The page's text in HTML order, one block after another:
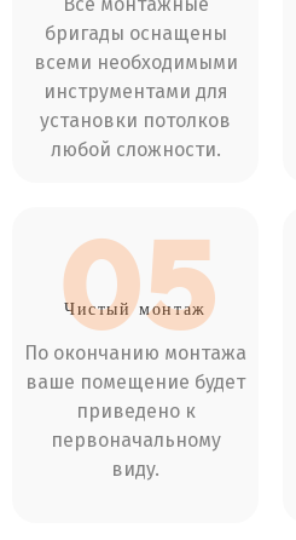
Все монтажные
бригады оснащены
всеми необходимыми
инструментами для
установки потолков
любой сложности.
05
Чистый монтаж
По окончанию монтажа
ваше помещение будет
приведено к
первоначальному
виду.